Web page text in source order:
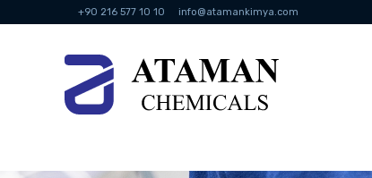
+90 216 577 10 10 info@atamankimya.com